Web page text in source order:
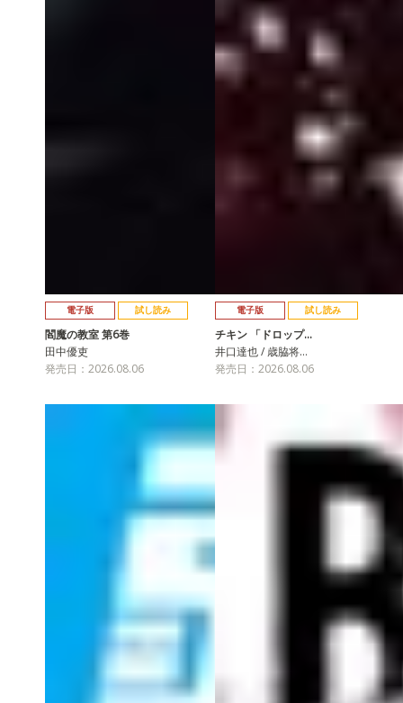
電子版 試し読み
閻魔の教室 第6巻
田中優吏
発売日：2026.08.06
電子版 試し読み
チキン 「ドロップ…
井口達也 / 歳脇将…
発売日：2026.08.06